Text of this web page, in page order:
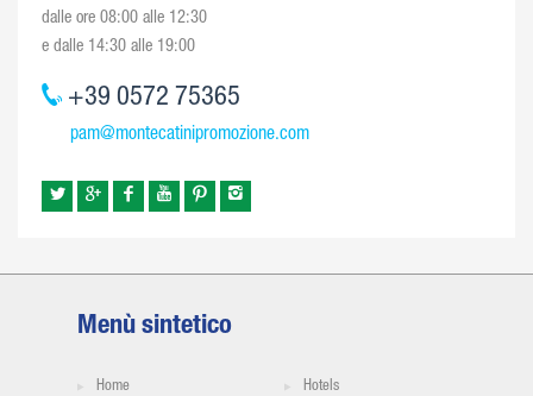
dalle ore 08:00 alle 12:30
e dalle 14:30 alle 19:00
+39 0572 75365
pam@montecatinipromozione.com
Menù sintetico
Home Hotels